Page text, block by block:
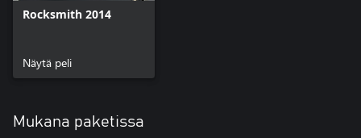
Rocksmith 2014
Näytä peli
Mukana paketissa